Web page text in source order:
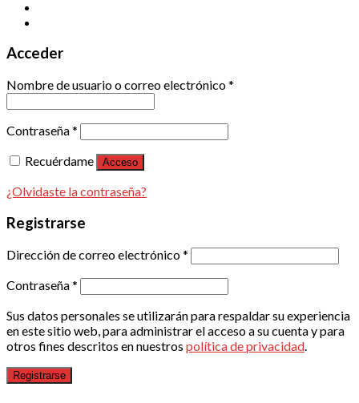
Acceder
Nombre de usuario o correo electrónico*
Contraseña*
Recuérdame
Acceso
¿Olvidaste la contraseña?
Registrarse
Dirección de correo electrónico*
Contraseña*
Sus datos personales se utilizarán para respaldar su experiencia
en este sitio web, para administrar el acceso a su cuenta y para
otros fines descritos en nuestros política de privacidad
Registrarse